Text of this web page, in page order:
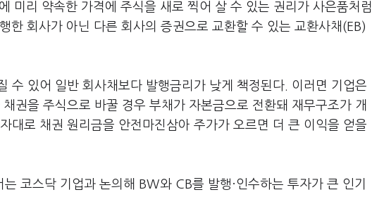
미리 약속한 가격에 주식을 새로 찍어 살 수 있는 권리가 사은품처럼
한 회사가 아닌 다른 회사의 증권으로 교환할 수 있는 교환사채(EB)
수 있어 일반 회사채보다 발행금리가 낮게 책정된다. 이러면 기업은
권을 주식으로 바꿀 경우 부채가 자본금으로 전환돼 재무구조가 개
대로 채권 원리금을 안전마진삼아 주가가 오르면 더 큰 이익을 얻을
코스닥 기업과 논의해 BW와 CB를 발행·인수하는 투자가 큰 인기